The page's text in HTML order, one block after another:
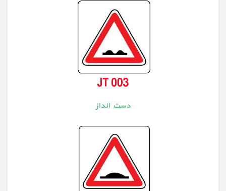
دست انداز